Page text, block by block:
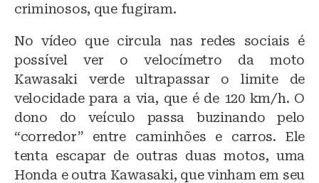
criminosos, que fugiram.
No vídeo que circula nas redes sociais é
possível ver o velocímetro da moto
Kawasaki verde ultrapassar o limite de
velocidade para a via, que é de 120 km/h. O
dono do veículo passa buzinando pelo
“corredor” entre caminhões e carros. Ele
tenta escapar de outras duas motos, uma
Honda e outra Kawasaki, que vinham em seu